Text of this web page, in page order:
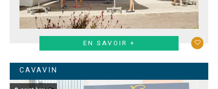
EN SAVOIR +
CAVAVIN